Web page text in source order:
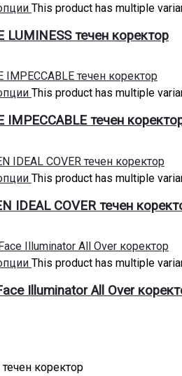
This product has multiple
LUMINESS течен коректор
This product has multiple
IMPECCABLE течен
This product has multiple
IDEAL COVER течен
This product has multiple
Illuminator All Over
течен коректор